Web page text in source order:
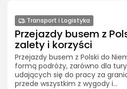
Transport i Logistyka
Przejazdy busem z
zalety i korzyści
Przejazdy busem z Polski do
formą podróży, zarówno dla
udających się do pracy za
przede wszystkim z wygody i...